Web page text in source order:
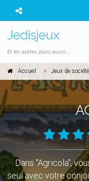
Jedisjeux
Et les autres jours aussi...
Accueil Jeux de société
Dans "Agricola",
seul avec votre